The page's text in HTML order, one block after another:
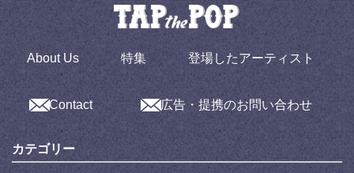
About Us 特集 登場したアーティスト
Contact 広告・提携のお問い合わせ
カテゴリー